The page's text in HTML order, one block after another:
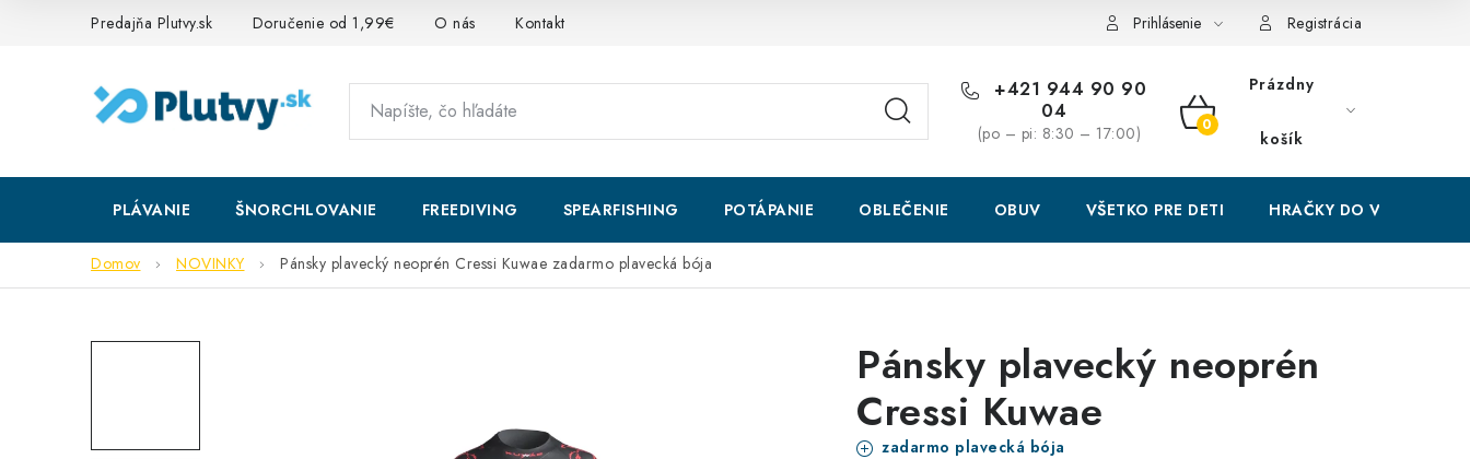
Predajňa Plutvy.sk Doručenie od 1,99€ O nás Kontakt Prihlásenie Registrácia
+421 944 90 90
04
(po – pi: 8:30 – 17:00)
NÁKUPNÝ
Prázdny
košík
PLÁVANIE ŠNORCHLOVANIE FREEDIVING SPEARFISHING POTÁPANIE OBLEČENIE OBUV VŠETKO PRE DETI HRAČKY DO VODY
Domov NOVINKY Pánsky plavecký neoprén Cressi Kuwae zadarmo plavecká bója
Pánsky plavecký neoprén
Cressi Kuwae
zadarmo plavecká bója